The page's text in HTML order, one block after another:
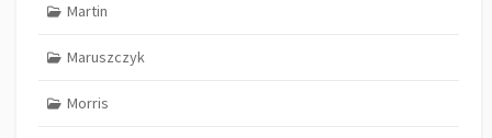
Martin
Maruszczyk
Morris